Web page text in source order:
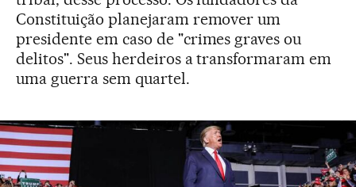
Constituição planejaram remover um
presidente em caso de "crimes graves ou
delitos". Seus herdeiros a transformaram em
uma guerra sem quartel.